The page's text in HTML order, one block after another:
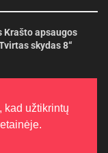
Krašto apsaugos
skydas 8“
kad užtikrintų